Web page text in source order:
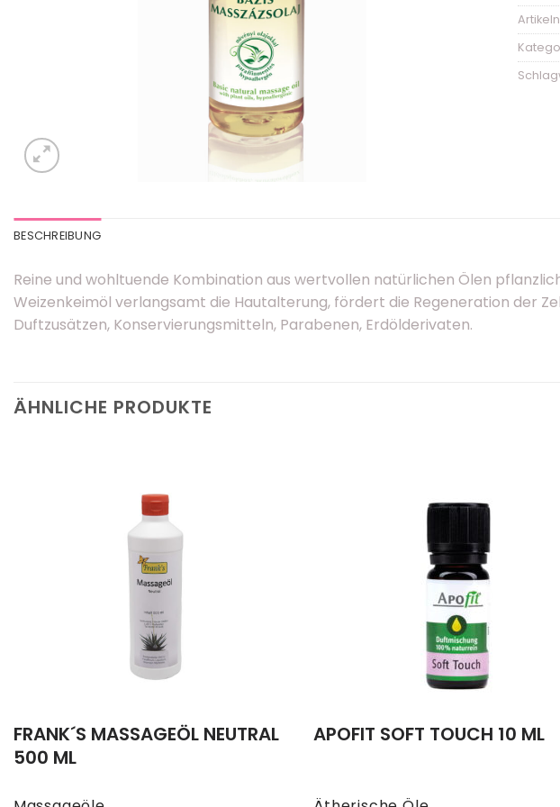
BESCHREIBUNG
Reine und wohltuende Kombination aus wertvollen natürlichen Ölen
Weizenkeimöl verlangsamt die Hautalterung, fördert die Regeneration der
Duftzusätzen, Konservierungsmitteln, Parabenen, Erdölderivaten.
ÄHNLICHE PRODUKTE
FRANK´S MASSAGEÖL NEUTRAL
500 ML
APOFIT SOFT TOUCH 10 ML